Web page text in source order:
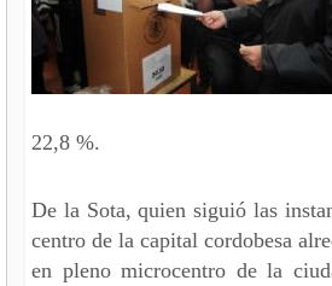
22,8 %.
De la Sota, quien siguió las
centro de la capital cordobesa
en pleno microcentro de la